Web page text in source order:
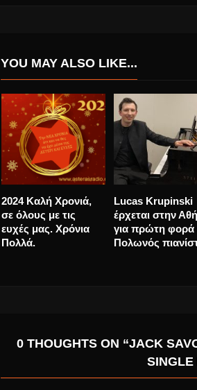
YOU MAY ALSO LIKE...
Η Katerine Duska και
το δικό της
«Somebody»
Μπέμπα Μπλάνς
Θρυλική
Τραγουδίστρια
έφυγε από την
0 THOUGHTS ON “JACK
SINGLE